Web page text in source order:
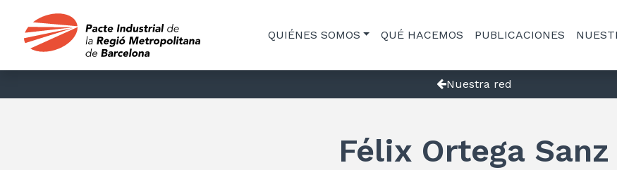
QUIÉNES SOMOS QUÉ HACEMOS PUBLICACIONES
Nuestra red
Félix Ortega Sanz